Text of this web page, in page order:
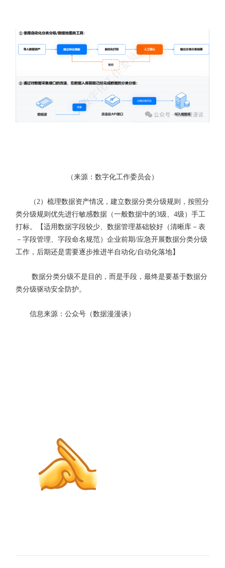
（来源：数字化工作委员会）
（2）梳理数据资产情况，建立数据分类分级规则，按照分
类分级规则优先进行敏感数据（一般数据中的3级、4级）手工
打标。【适用数据字段较少、数据管理基础较好（清晰库－表
－字段管理、字段命名规范）企业前期/应急开展数据分类分级
工作，后期还是需要逐步推进半自动化/自动化落地】
数据分类分级不是目的，而是手段，最终是要基于数据分
类分级驱动安全防护。
信息来源：公众号（数据漫漫谈）